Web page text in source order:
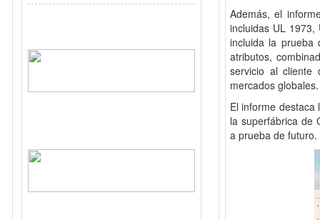
Además, el
incluidas UL
incluida la prueba
atributos,
servicio al cliente
mercados
El informe destaca
la superfábrica de
a prueba de futuro.